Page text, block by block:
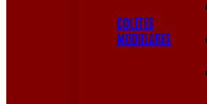
COLETES
MODULARES